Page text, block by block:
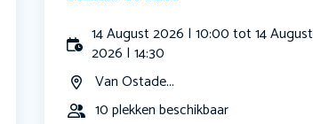
14 August 2026 | 10:00 tot 14 August
2026 | 14:30
Van Ostade...
10 plekken beschikbaar